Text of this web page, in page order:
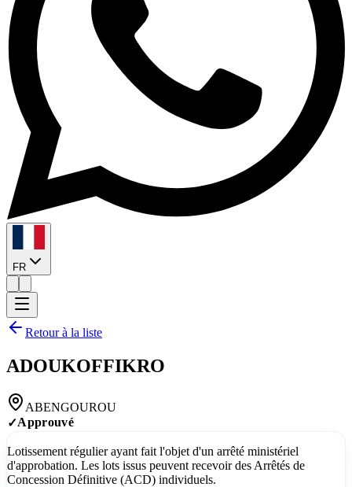
FR
Retour à la liste
ADOUKOFFIKRO
ABENGOUROU
✓Approuvé
Lotissement régulier ayant fait l'objet d'un arrêté ministériel
d'approbation. Les lots issus peuvent recevoir des Arrêtés de
Concession Définitive (ACD) individuels.